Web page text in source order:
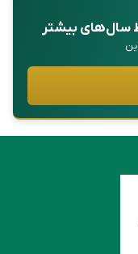
سال‌های بیشتر